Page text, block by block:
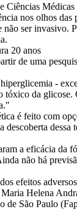
Ciências
nos olhos
ser invasivo.
20 anos
de uma
-
da glicose.
é feito com
a eficácia da
não há
efeitos
Helena
de São Paulo